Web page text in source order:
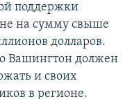
поддержки
на сумму свыше
долларов.
Вашингтон должен
и своих
в регионе.